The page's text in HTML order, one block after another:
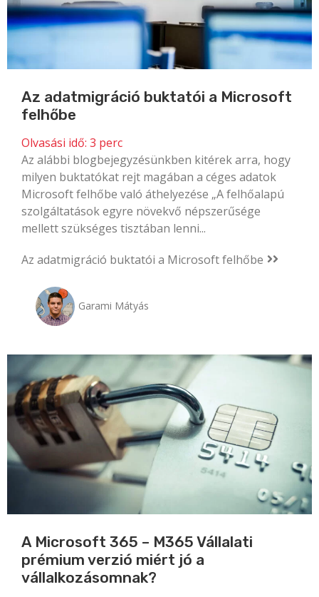
Az adatmigráció buktatói a Microsoft
felhőbe
Olvasási idő: 3 perc
Az alábbi blogbejegyzésünkben kitérek arra, hogy
milyen buktatókat rejt magában a céges adatok
Microsoft felhőbe való áthelyezése „A felhőalapú
szolgáltatások egyre növekvő népszerűsége
mellett szükséges tisztában lenni...
Az adatmigráció buktatói a Microsoft felhőbe
Garami Mátyás
A Microsoft 365 – M365 Vállalati
prémium verzió miért jó a
vállalkozásomnak?